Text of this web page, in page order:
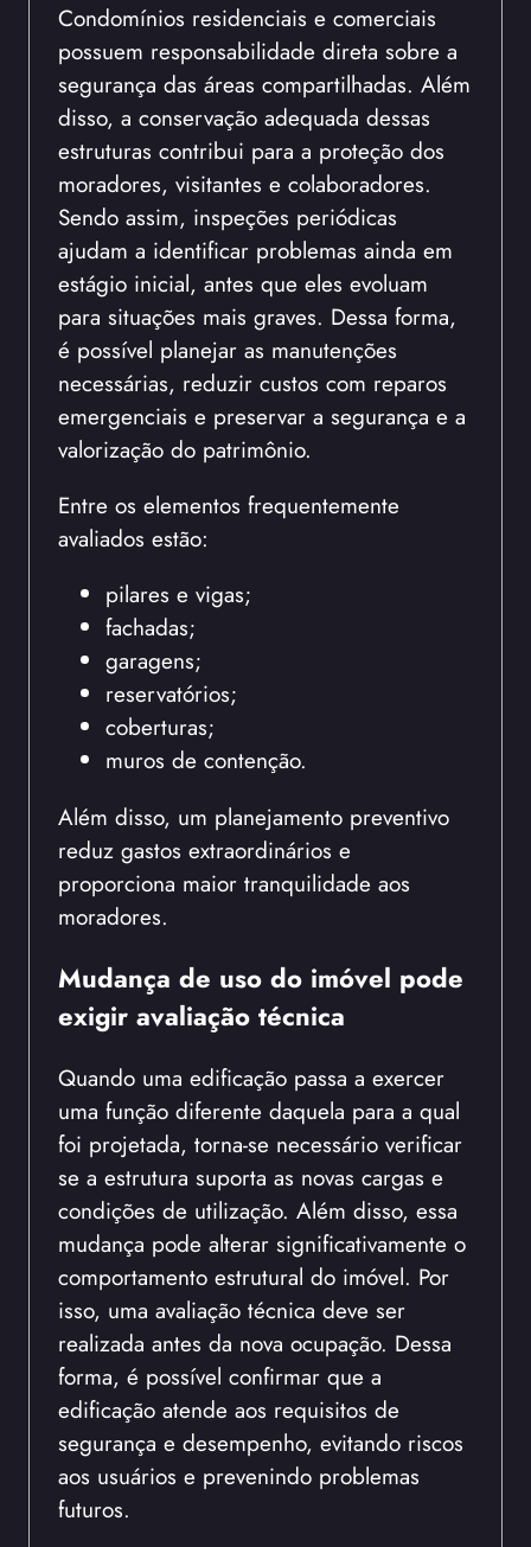
Condomínios residenciais e comerciais
possuem responsabilidade direta sobre a
segurança das áreas compartilhadas. Além
disso, a conservação adequada dessas
estruturas contribui para a proteção dos
moradores, visitantes e colaboradores.
Sendo assim, inspeções periódicas
ajudam a identificar problemas ainda em
estágio inicial, antes que eles evoluam
para situações mais graves. Dessa forma,
é possível planejar as manutenções
necessárias, reduzir custos com reparos
emergenciais e preservar a segurança e a
valorização do patrimônio.
Entre os elementos frequentemente
avaliados estão:
pilares e vigas;
fachadas;
garagens;
reservatórios;
coberturas;
muros de contenção.
Além disso, um planejamento preventivo
reduz gastos extraordinários e
proporciona maior tranquilidade aos
moradores.
Mudança de uso do imóvel pode
exigir avaliação técnica
Quando uma edificação passa a exercer
uma função diferente daquela para a qual
foi projetada, torna-se necessário verificar
se a estrutura suporta as novas cargas e
condições de utilização. Além disso, essa
mudança pode alterar significativamente o
comportamento estrutural do imóvel. Por
isso, uma avaliação técnica deve ser
realizada antes da nova ocupação. Dessa
forma, é possível confirmar que a
edificação atende aos requisitos de
segurança e desempenho, evitando riscos
aos usuários e prevenindo problemas
futuros.